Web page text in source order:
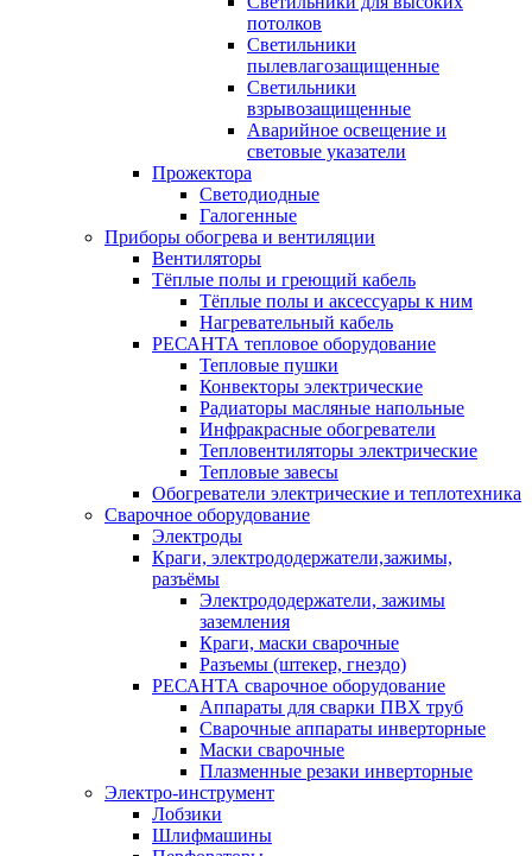
потолков
Светильники
пылевлагозащищенные
Светильники
взрывозащищенные
Аварийное освещение и
световые указатели
Прожектора
Светодиодные
Галогенные
Приборы обогрева и вентиляции
Вентиляторы
Тёплые полы и греющий кабель
Тёплые полы и аксессуары к ним
Нагревательный кабель
РЕСАНТА тепловое оборудование
Тепловые пушки
Конвекторы электрические
Радиаторы масляные напольные
Инфракрасные обогреватели
Тепловентиляторы электрические
Тепловые завесы
Обогреватели электрические и теплотехника
Сварочное оборудование
Электроды
Краги, электрододержатели,зажимы,
разъёмы
Электрододержатели, зажимы
заземления
Краги, маски сварочные
Разъемы (штекер, гнездо)
РЕСАНТА сварочное оборудование
Аппараты для сварки ПВХ труб
Сварочные аппараты инверторные
Маски сварочные
Плазменные резаки инверторные
Электро-инструмент
Лобзики
Шлифмашины